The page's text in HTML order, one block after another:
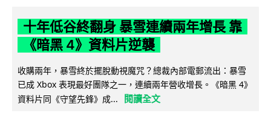
十年低谷終翻身 暴雪連續兩年增長 靠
《暗黑 4》資料片逆襲
收購兩年，暴雪終於擺脫動視魔咒？總裁內部電郵流出：暴雪
已成 Xbox 表現最好團隊之一，連續兩年營收增長。《暗黑 4》
資料片同《守望先鋒》成...
閱讀全文